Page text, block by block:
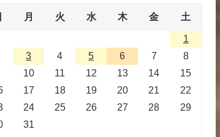
月 火 水 木 金 土
1
3 4 5 6 7
8
10 11 12 13 14
15
17 18 19 20 21
22
24 25 26 27 28
29
31